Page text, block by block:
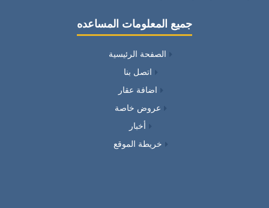
جميع المعلومات المساعده
الصفحة الرئيسية
اتصل بنا
اضافة عقار
عروض خاصة
أخبار
خريطة الموقع